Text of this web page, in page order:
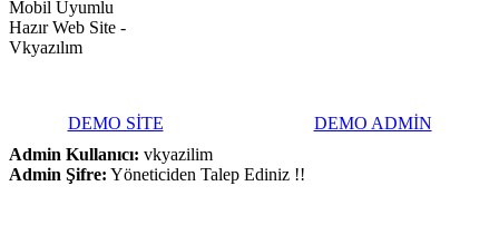
DEMO SİTE
DEMO ADMİN
Admin Kullanıcı: vkyazilim
Admin Şifre: Yöneticiden Talep Ediniz !!